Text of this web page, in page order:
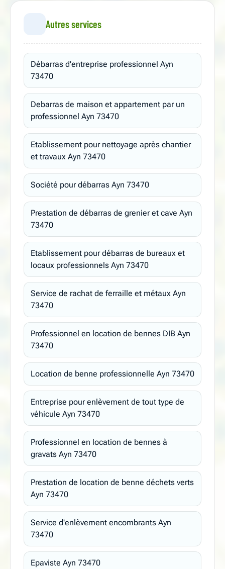
Autres services
Débarras d'entreprise professionnel Ayn
73470
Debarras de maison et appartement par un
professionnel Ayn 73470
Etablissement pour nettoyage après chantier
et travaux Ayn 73470
Société pour débarras Ayn 73470
Prestation de débarras de grenier et cave Ayn
73470
Etablissement pour débarras de bureaux et
locaux professionnels Ayn 73470
Service de rachat de ferraille et métaux Ayn
73470
Professionnel en location de bennes DIB Ayn
73470
Location de benne professionnelle Ayn 73470
Entreprise pour enlèvement de tout type de
véhicule Ayn 73470
Professionnel en location de bennes à
gravats Ayn 73470
Prestation de location de benne déchets verts
Ayn 73470
Service d'enlèvement encombrants Ayn
73470
Epaviste Ayn 73470